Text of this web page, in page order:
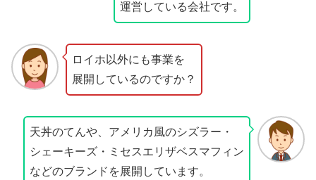
運営している会社です。
ロイホ以外にも事業を
展開しているのですか？
天丼のてんや、アメリカ風のシズラー・
シェーキーズ・ミセスエリザベスマフィン
などのブランドを展開しています。